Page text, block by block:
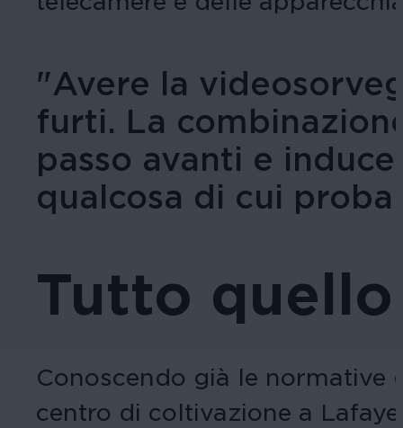
"Avere la
furti. La
passo avanti e
qualcosa di cui
Tutto
Conoscendo già le normative
centro di coltivazione a